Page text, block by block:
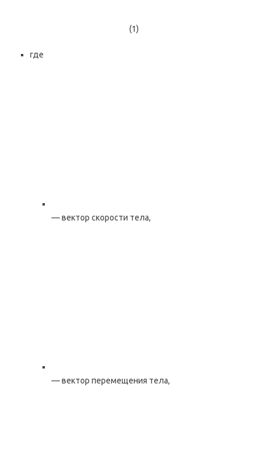
(1)
где
— вектор скорости тела,
— вектор перемещения тела,